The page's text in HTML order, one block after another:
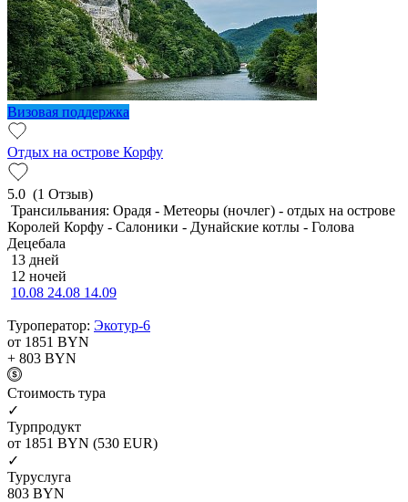
Визовая поддержка
Отдых на острове Корфу
5.0 (1 Отзыв)
Трансильвания: Орадя - Метеоры (ночлег) - отдых на острове
Королей Корфу - Салоники - Дунайские котлы - Голова
Децебала
13 дней
12 ночей
10.08 24.08 14.09
Туроператор: Экотур-6
от 1851 BYN
+ 803 BYN
Cтоимость тура
✓
Турпродукт
от 1851 BYN (530 EUR)
✓
Туруслуга
803 BYN